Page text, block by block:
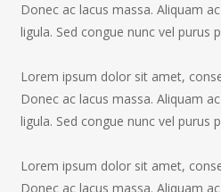
Donec ac lacus massa. Aliquam
ligula. Sed congue nunc vel purus
Lorem ipsum dolor sit amet,
Donec ac lacus massa. Aliquam
ligula. Sed congue nunc vel purus
Lorem ipsum dolor sit amet,
Donec ac lacus massa. Aliquam